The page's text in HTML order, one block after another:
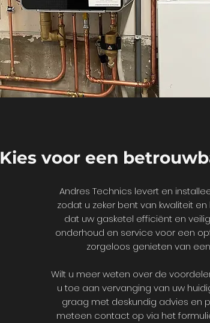
Kies voor een
Andres Technics levert en
zodat u zeker bent van kwaliteit
dat uw gasketel efficiënt en
onderhoud en service voor een
zorgeloos genieten van
Wilt u meer weten over de
u toe aan vervanging van uw
graag met deskundig advies en
meteen contact op via het